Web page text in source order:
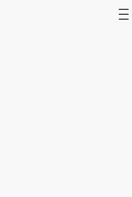
HIỂM CỦA VI-
VÀ VIỆC